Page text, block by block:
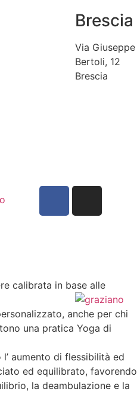
Brescia
Via Giuseppe
Bertoli, 12
Brescia
calibrata in base alle
anche per chi
una pratica Yoga di
aumento di flessibilità ed
ed equilibrato, favorendo
la deambulazione e la